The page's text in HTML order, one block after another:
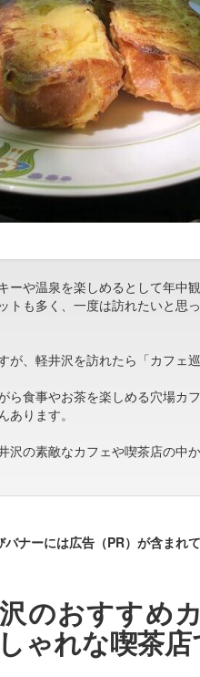
ーや温泉を楽しめるとして年中
トも多く、一度は訪れたいと思
が、軽井沢を訪れたら「カフェ
ら食事やお茶を楽しめる穴場カ
ります。
沢の素敵なカフェや喫茶店の中
ナーには広告（PR）が含まれて
沢のおすすめ
ゃれな喫茶